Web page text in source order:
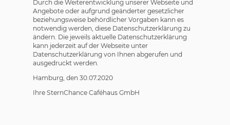
Durch die Weiterentwicklung unserer Webseite und
Angebote oder aufgrund geänderter gesetzlicher
beziehungsweise behördlicher Vorgaben kann es
notwendig werden, diese Datenschutzerklärung zu
ändern. Die jeweils aktuelle Datenschutzerklärung
kann jederzeit auf der Webseite unter
Datenschutzerklärung von Ihnen abgerufen und
ausgedruckt werden.
Hamburg, den 30.07.2020
Ihre SternChance Caféhaus GmbH